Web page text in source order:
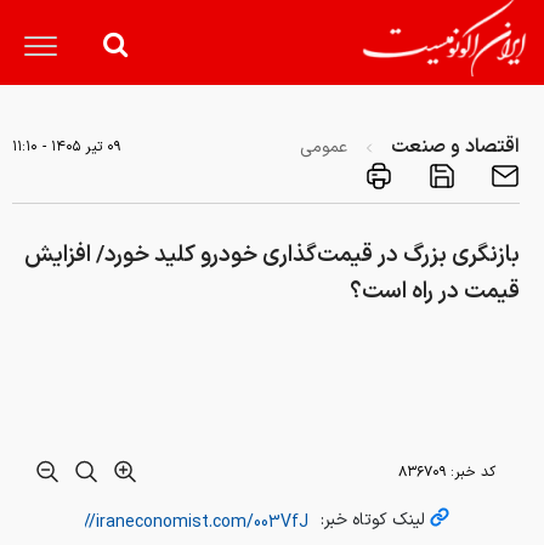
اقتصاد و صنعت عمومی ۰۹ تير ۱۴۰۵ - ۱۱:۱۰
بازنگری بزرگ در قیمت‌گذاری خودرو کلید خورد/ افزایش
قیمت در راه است؟
کد خبر: ۸۳۶۷۰۹
لینک کوتاه خبر: